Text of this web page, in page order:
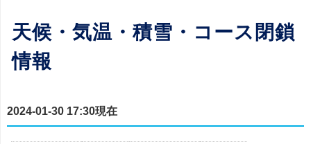
天候・気温・積雪・コース閉鎖
情報
2024-01-30 17:30現在